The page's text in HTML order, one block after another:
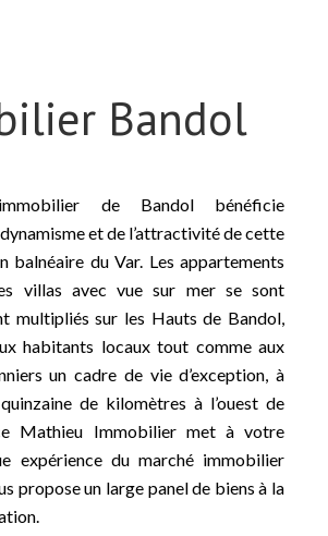
Bandol
de Bandol bénéficie
et de l’attractivité de cette
balnéaire du Var. Les appartements
villas avec vue sur mer se sont
multipliés sur les Hauts de Bandol,
habitants locaux tout comme aux
un cadre de vie d’exception, à
de kilomètres à l’ouest de
Mathieu Immobilier met à votre
expérience du marché immobilier
propose un large panel de biens à la